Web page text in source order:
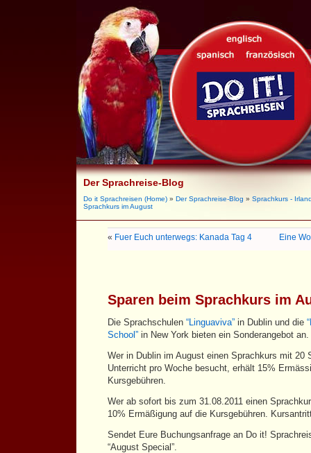
Der Sprachreise-Blog
Do it Sprachreisen (Home) » Der Sprachreise-Blog » Sprachkurs -
Sprachkurs im August
« Fuer Euch unterwegs: Kanada Tag 4 Eine
Sparen beim Sprachkurs im
Die Sprachschulen “Linguaviva” in Dublin und die
School” in New York bieten ein Sonderangebot an.
Wer in Dublin im August einen Sprachkurs mit 20
Unterricht pro Woche besucht, erhält 15%
Kursgebühren.
Wer ab sofort bis zum 31.08.2011 einen
10% Ermäßigung auf die Kursgebühren.
Sendet Eure Buchungsanfrage an Do it!
“August Special”.